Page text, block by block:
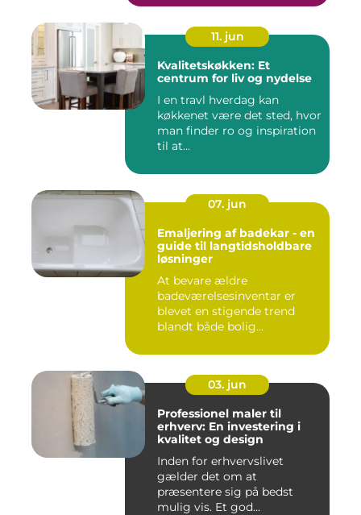
11. jun
Kvalitetskøkken: Et
centrum for liv og nydelse
I en travl hverdag kan
køkkenet være det sted, hvor
man finder ro og inspiration
til at...
07. jun
Emaljering af badekar - en
guide til langtidsholdbare
løsninger
At bevare ældre
badeværelsesinventar er
blevet en stigende trend
blandt både bolig...
03. jun
Professionel maler til
erhverv: En investering i
kvalitet og design
Inden for erhvervslivet
gælder det om at
præsentere sig på bedst
mulig vis. Et god...